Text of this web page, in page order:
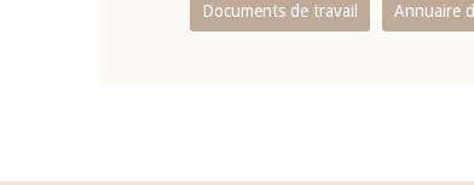
Documents de travail Annuaire